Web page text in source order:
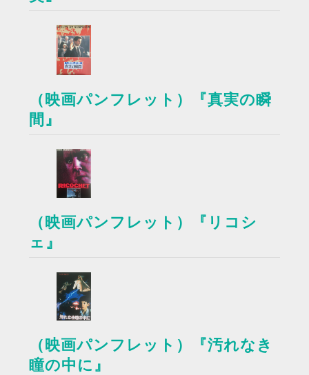
（映画パンフレット）『真実の瞬
間』
（映画パンフレット）『リコシ
ェ』
（映画パンフレット）『汚れなき
瞳の中に』